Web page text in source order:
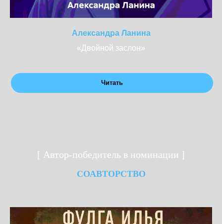
Александра Ланина
«Двойной заслон»
Читать
[ Автор-победитель в номинации ]
СОАВТОРСТВО